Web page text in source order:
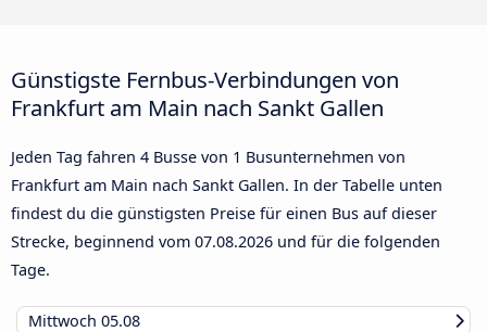
Günstigste Fernbus-Verbindungen von
Frankfurt am Main nach Sankt Gallen
Jeden Tag fahren 4 Busse von 1 Busunternehmen von
Frankfurt am Main nach Sankt Gallen. In der Tabelle unten
findest du die günstigsten Preise für einen Bus auf dieser
Strecke, beginnend vom 07.08.2026 und für die folgenden
Tage.
Mittwoch 05.08